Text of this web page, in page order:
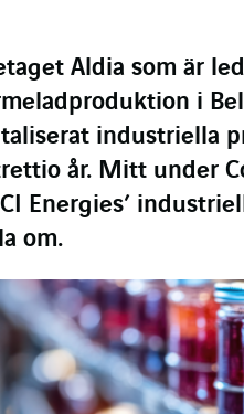
Aldia som är
i
industriella
år. Mitt under
Energies’
om.